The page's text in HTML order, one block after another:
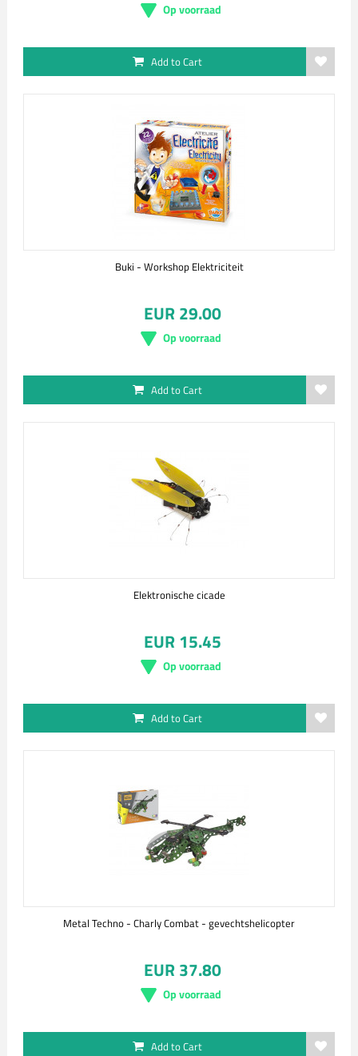
Op voorraad
Add to Cart
Buki - Workshop Elektriciteit
EUR 29.00
Op voorraad
Add to Cart
Elektronische cicade
EUR 15.45
Op voorraad
Add to Cart
Metal Techno - Charly Combat - gevechtshelicopter
EUR 37.80
Op voorraad
Add to Cart